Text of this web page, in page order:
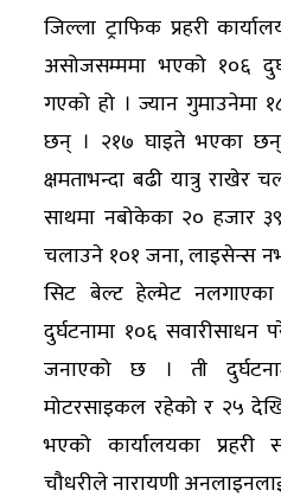
विशेष
राशिफल
फोटो
ग्यालरी
भिडियो
जिल्ला ट्राफिक प्रहरी
असोजसम्ममा भएको १०६
गएको हो । ज्यान गुमाउनेमा
छन् । २१७ घाइते भएका छन्
क्षमताभन्दा बढी यात्रु
साथमा नबोकेका २० हजार
चलाउने १०१ जना, लाइसेन्स
सिट बेल्ट हेल्मेट
दुर्घटनामा १०६ सवारीसाधन
जनाएको छ । ती
मोटरसाइकल रहेको र २५
भएको कार्यालयका प्रहरी
चौधरीले नारायणी